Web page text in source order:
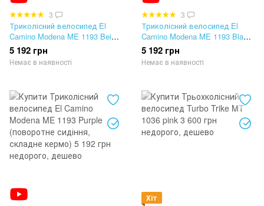
3
Триколісний велосипед El
Camino Modena ME 1193 Beige
Praline (поворотне сидіння,
складне кермо)
5 192 грн
Немає в наявності
3
Триколісний велосипед El
Camino Modena ME 1193 Black
(поворотне сидіння, складне
кермо)
5 192 грн
Немає в наявності
Хіт